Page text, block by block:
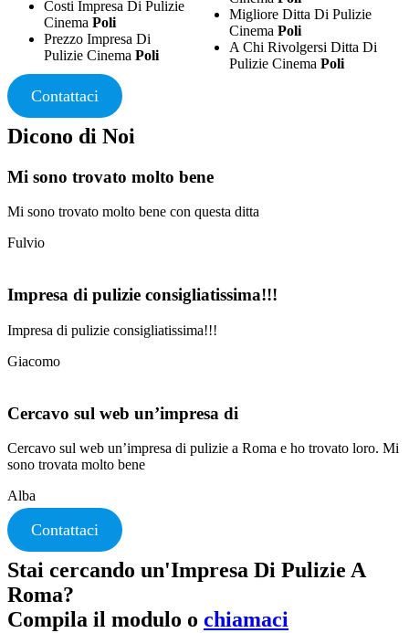
Costi Impresa Di Pulizie
Cinema Poli
Prezzo Impresa Di
Pulizie Cinema Poli
Migliore Ditta Di Pulizie
CinemaPoli
A Chi Rivolgersi Ditta Di
Pulizie CinemaPoli
Contattaci
Dicono di Noi
Mi sono trovato molto bene
Mi sono trovato molto bene con questa ditta
Fulvio
Impresa di pulizie consigliatissima!!!
Impresa di pulizie consigliatissima!!!
Giacomo
Cercavo sul web un’impresa di
Cercavo sul web un’impresa di pulizie a Roma e ho trovato loro. Mi
sono trovata molto bene
Alba
Contattaci
Stai cercando un'Impresa Di Pulizie A
Roma?
Compila il modulo o chiamaci